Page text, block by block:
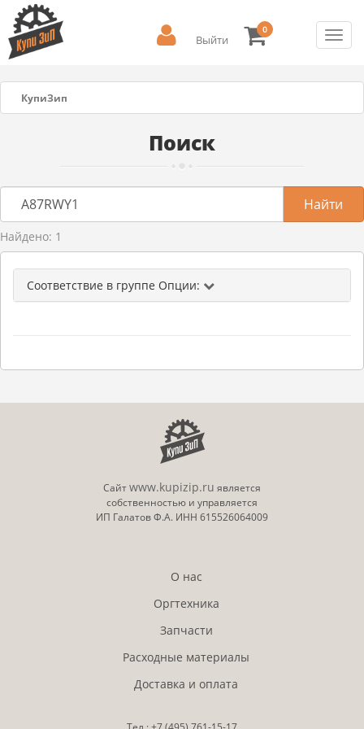
Выйти
0
КупиЗип
Поиск
Найдено: 1
Соответствие в группе Опции:
Сайтwww.kupizip.ru является
собственностью и управляется
ИП Галатов Ф.А. ИНН 615526064009
О нас
Оргтехника
Запчасти
Расходные материалы
Доставка и оплата